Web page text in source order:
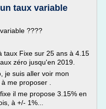
taux variable
????
taux Fixe sur 25 ans à 4.15
zéro jusqu'en 2019.
je suis aller voir mon
me proposer .
il me propose 3.15% en
à +/- 1%...